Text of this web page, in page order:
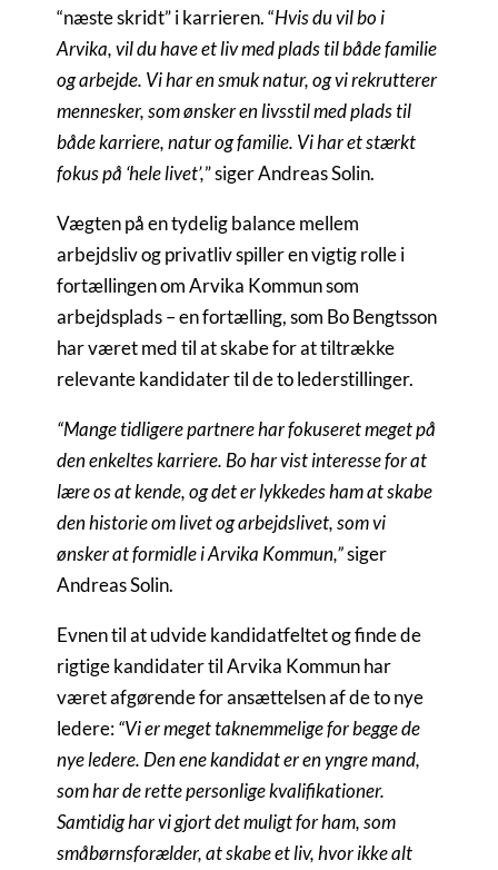
“næste skridt” i karrieren. “Hvis du vil bo i
Arvika, vil du have et liv med plads til både familie
og arbejde. Vi har en smuk natur, og vi rekrutterer
mennesker, som ønsker en livsstil med plads til
både karriere, natur og familie. Vi har et stærkt
fokus på ‘hele livet’,” siger Andreas Solin.
Vægten på en tydelig balance mellem
arbejdsliv og privatliv spiller en vigtig rolle i
fortællingen om Arvika Kommun som
arbejdsplads – en fortælling, som Bo Bengtsson
har været med til at skabe for at tiltrække
relevante kandidater til de to lederstillinger.
“Mange tidligere partnere har fokuseret meget på
den enkeltes karriere. Bo har vist interesse for at
lære os at kende, og det er lykkedes ham at skabe
den historie om livet og arbejdslivet, som vi
ønsker at formidle i Arvika Kommun,”siger
Andreas Solin.
Evnen til at udvide kandidatfeltet og finde de
rigtige kandidater til Arvika Kommun har
været afgørende for ansættelsen af de to nye
ledere:“Vi er meget taknemmelige for begge de
nye ledere. Den ene kandidat er en yngre mand,
som har de rette personlige kvalifikationer.
Samtidig har vi gjort det muligt for ham, som
småbørnsforælder, at skabe et liv, hvor ikke alt